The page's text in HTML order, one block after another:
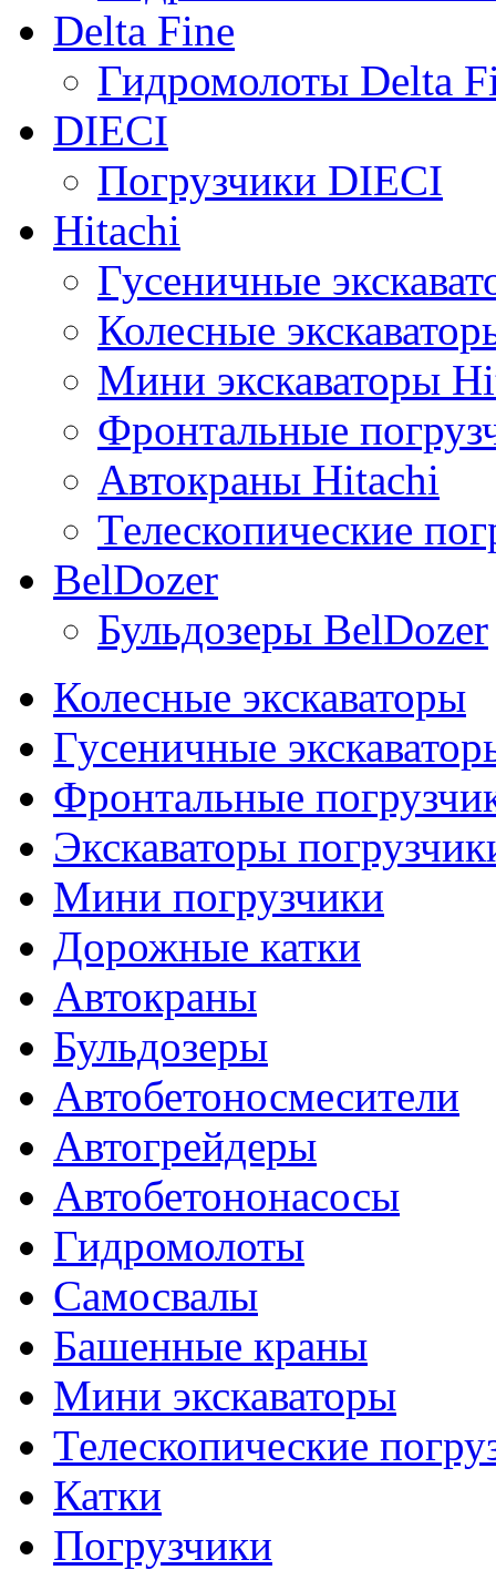
Delta Fine
Гидромолоты Delta
DIECI
Погрузчики DIECI
Hitachi
Гусеничные
Колесные
Мини экскаваторы
Фронтальные
Автокраны Hitachi
Телескопические
BelDozer
Бульдозеры BelDozer
Колесные экскаваторы
Гусеничные
Фронтальные
Экскаваторы
Мини погрузчики
Дорожные катки
Автокраны
Бульдозеры
Автобетоносмесители
Автогрейдеры
Автобетононасосы
Гидромолоты
Самосвалы
Башенные краны
Мини экскаваторы
Телескопические
Катки
Погрузчики